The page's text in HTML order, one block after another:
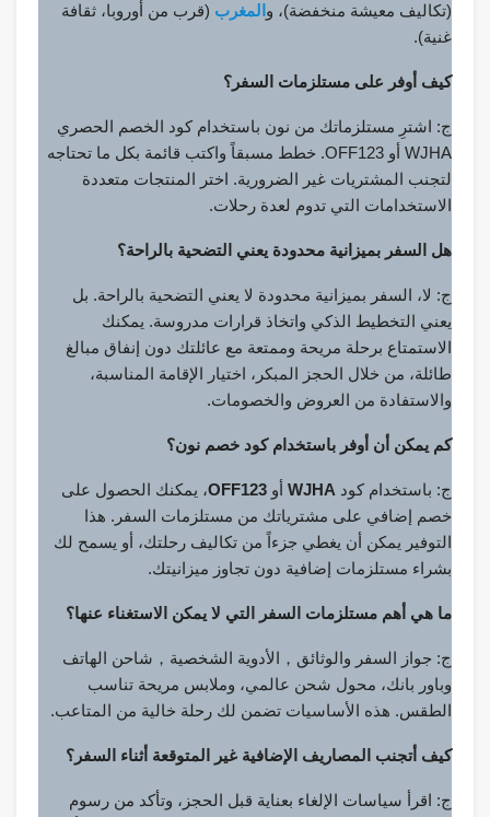
(تكاليف معيشة منخفضة)، و المغرب (قرب من أوروبا، ثقافة
غنية).
كيف أوفر على مستلزمات السفر؟
ج: اشترِ مستلزماتك من نون باستخدام كود الخصم الحصري
WJHA أو OFF123. خطط مسبقاً واكتب قائمة بكل ما تحتاجه
لتجنب المشتريات غير الضرورية. اختر المنتجات متعددة
الاستخدامات التي تدوم لعدة رحلات.
هل السفر بميزانية محدودة يعني التضحية بالراحة؟
ج: لا، السفر بميزانية محدودة لا يعني التضحية بالراحة. بل
يعني التخطيط الذكي واتخاذ قرارات مدروسة. يمكنك
الاستمتاع برحلة مريحة وممتعة مع عائلتك دون إنفاق مبالغ
طائلة، من خلال الحجز المبكر، اختيار الإقامة المناسبة،
والاستفادة من العروض والخصومات.
كم يمكن أن أوفر باستخدام كود خصم نون؟
ج: باستخدام كود WJHA أو OFF123، يمكنك الحصول على
خصم إضافي على مشترياتك من مستلزمات السفر. هذا
التوفير يمكن أن يغطي جزءاً من تكاليف رحلتك، أو يسمح لك
بشراء مستلزمات إضافية دون تجاوز ميزانيتك.
ما هي أهم مستلزمات السفر التي لا يمكن الاستغناء عنها؟
ج: جواز السفر والوثائق，الأدوية الشخصية，شاحن الهاتف
وباور بانك، محول شحن عالمي، وملابس مريحة تناسب
الطقس. هذه الأساسيات تضمن لك رحلة خالية من المتاعب.
كيف أتجنب المصاريف الإضافية غير المتوقعة أثناء السفر؟
ج: اقرأ سياسات الإلغاء بعناية قبل الحجز، وتأكد من رسوم